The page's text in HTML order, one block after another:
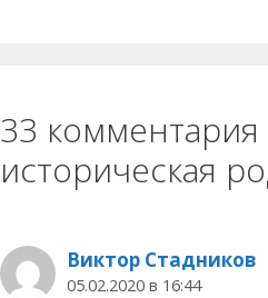
33
историческая
Виктор Стадников
05.02.2020 в 16:44